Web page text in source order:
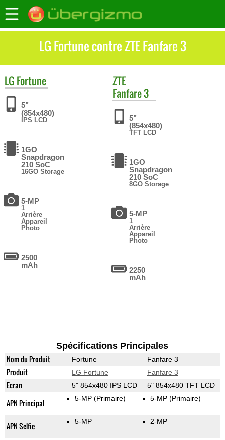
LG Fortune contre ZTE Fanfare 3
LG Fortune
5"
(854x480)
IPS LCD
1GO
Snapdragon
210 SoC
16GO Storage
5-MP
1
Arrière
Appareil
Photo
2500
mAh
ZTE
Fanfare 3
5"
(854x480)
TFT LCD
1GO
Snapdragon
210 SoC
8GO Storage
5-MP
1
Arrière
Appareil
Photo
2250
mAh
Spécifications Principales
Nom du Produit Fortune Fanfare 3
Produit LG Fortune Fanfare 3
Ecran 5" 854x480 IPS LCD 5" 854x480 TFT LCD
APN Principal 5-MP (Primaire) 5-MP (Primaire)
APN Selfie 5-MP 2-MP